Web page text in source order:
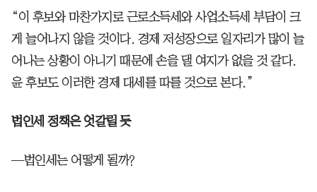
“이 후보와 마찬가지로 근로소득세와 사업소득세 부담이 크
게 늘어나지 않을 것이다. 경제 저성장으로 일자리가 많이 늘
어나는 상황이 아니기 때문에 손을 댈 여지가 없을 것 같다.
윤 후보도 이러한 경제 대세를 따를 것으로 본다.”
법인세 정책은 엇갈릴 듯
—법인세는 어떻게 될까?